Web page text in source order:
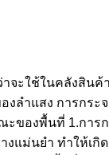
จะใช้ในคลังสิ
องลำแสง การ
ของพื้นที่ 1.กา
แม่นยำ ทำให้เ